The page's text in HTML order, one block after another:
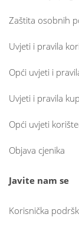
Zaštita osobnih
Uvjeti i pravila
Opći uvjeti i
Uvjeti i pravila
Opći uvjeti
Objava cjenika
Javite nam se
Korisnička